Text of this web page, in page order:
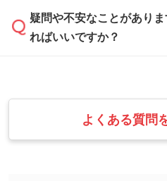
・フルカラーデータを1色
・1色印刷でグラデーシ
い
本体色がナチュラルなど
っきりと目立たせたいと
らかい雰囲気にしたいと
また、お選びいただいた
ない場合や仕上がりに影
タッフから別の色をご案
速やかに対応いたします
お手数をお掛けいたしま
フまでご連絡ください。
・お届け時に商品が損傷
・ご注文と異なる商品が
・印刷不良があった場合
疑問や不安なことがあり
ればいいですか？
業日以内に担当スタッフ
いたします。
お急ぎの場合はお電話で
よくある質問